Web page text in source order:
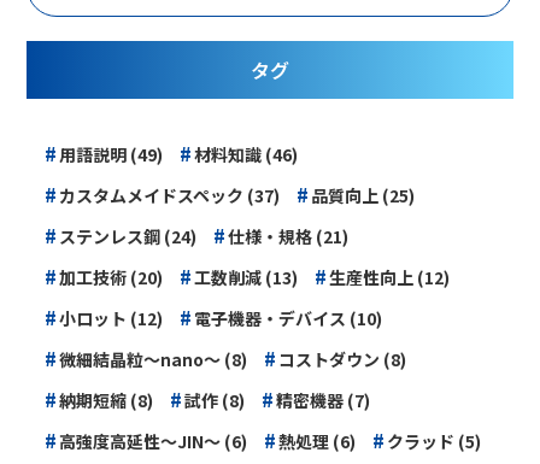
タグ
# 用語説明 (49) #材料知識 (46)
# カスタムメイドスペック (37) # 品質向上 (25)
# ステンレス鋼 (24) #仕様・規格 (21)
#加工技術 (20) #工数削減 (13) #生産性向上 (12)
#小ロット (12) # 電子機器・デバイス (10)
#微細結晶粒～nano～ (8) # コストダウン (8)
#納期短縮 (8) #試作 (8) #精密機器 (7)
# 高強度高延性～JIN～ (6) #熱処理 (6) # クラッド (5)